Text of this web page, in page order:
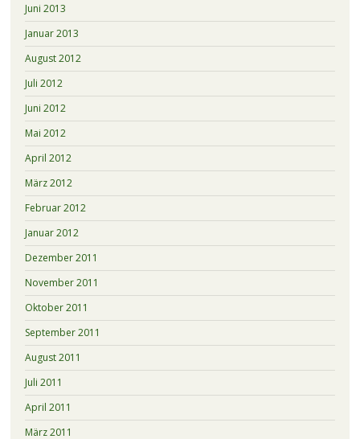
Juni 2013
Januar 2013
August 2012
Juli 2012
Juni 2012
Mai 2012
April 2012
März 2012
Februar 2012
Januar 2012
Dezember 2011
November 2011
Oktober 2011
September 2011
August 2011
Juli 2011
April 2011
März 2011